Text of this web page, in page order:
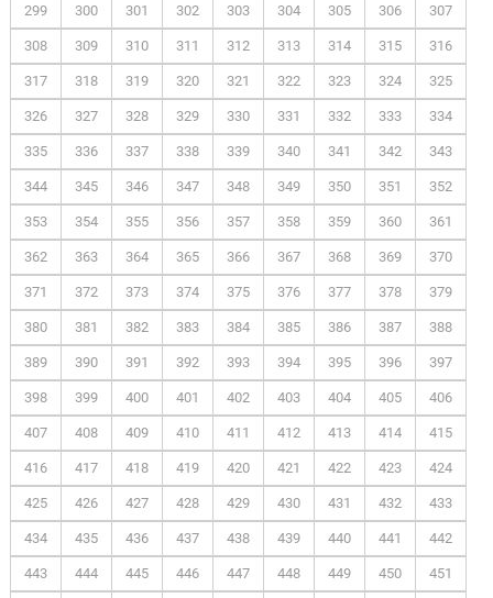
299 300 301 302 303 304 305 306 307
308 309 310 311 312 313 314 315 316
317 318 319 320 321 322 323 324 325
326 327 328 329 330 331 332 333 334
335 336 337 338 339 340 341 342 343
344 345 346 347 348 349 350 351 352
353 354 355 356 357 358 359 360 361
362 363 364 365 366 367 368 369 370
371 372 373 374 375 376 377 378 379
380 381 382 383 384 385 386 387 388
389 390 391 392 393 394 395 396 397
398 399 400 401 402 403 404 405 406
407 408 409 410 411 412 413 414 415
416 417 418 419 420 421 422 423 424
425 426 427 428 429 430 431 432 433
434 435 436 437 438 439 440 441 442
443 444 445 446 447 448 449 450 451